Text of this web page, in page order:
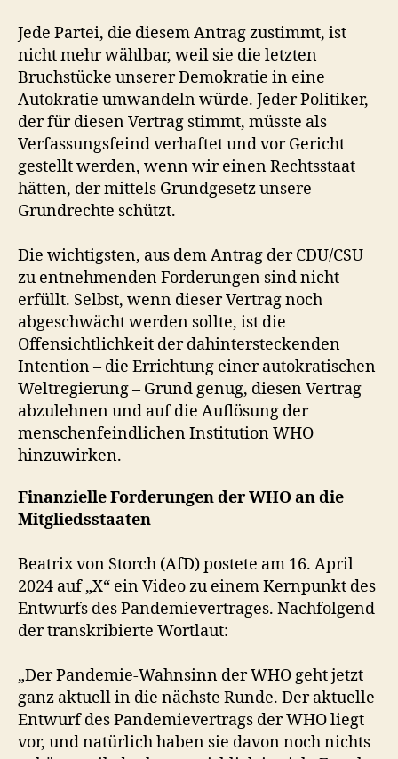
Jede Partei, die diesem Antrag zustimmt, ist
nicht mehr wählbar, weil sie die letzten
Bruchstücke unserer Demokratie in eine
Autokratie umwandeln würde. Jeder Politiker,
der für diesen Vertrag stimmt, müsste als
Verfassungsfeind verhaftet und vor Gericht
gestellt werden, wenn wir einen Rechtsstaat
hätten, der mittels Grundgesetz unsere
Grundrechte schützt.
Die wichtigsten, aus dem Antrag der CDU/CSU
zu entnehmenden Forderungen sind nicht
erfüllt. Selbst, wenn dieser Vertrag noch
abgeschwächt werden sollte, ist die
Offensichtlichkeit der dahintersteckenden
Intention – die Errichtung einer autokratischen
Weltregierung – Grund genug, diesen Vertrag
abzulehnen und auf die Auflösung der
menschenfeindlichen Institution WHO
hinzuwirken.
Finanzielle Forderungen der WHO an die
Mitgliedsstaaten
Beatrix von Storch (AfD) postete am 16. April
2024 auf „X“ ein Video zu einem Kernpunkt des
Entwurfs des Pandemievertrages. Nachfolgend
der transkribierte Wortlaut:
„Der Pandemie-Wahnsinn der WHO geht jetzt
ganz aktuell in die nächste Runde. Der aktuelle
Entwurf des Pandemievertrags der WHO liegt
vor, und natürlich haben sie davon noch nichts